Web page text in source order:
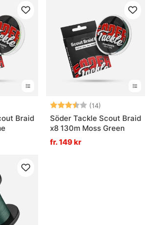
utav 5 stjärnor
Braid
Betyg: (14)
Söder Tackle Scout Braid
x8 130m Moss Green
fr. 149 kr